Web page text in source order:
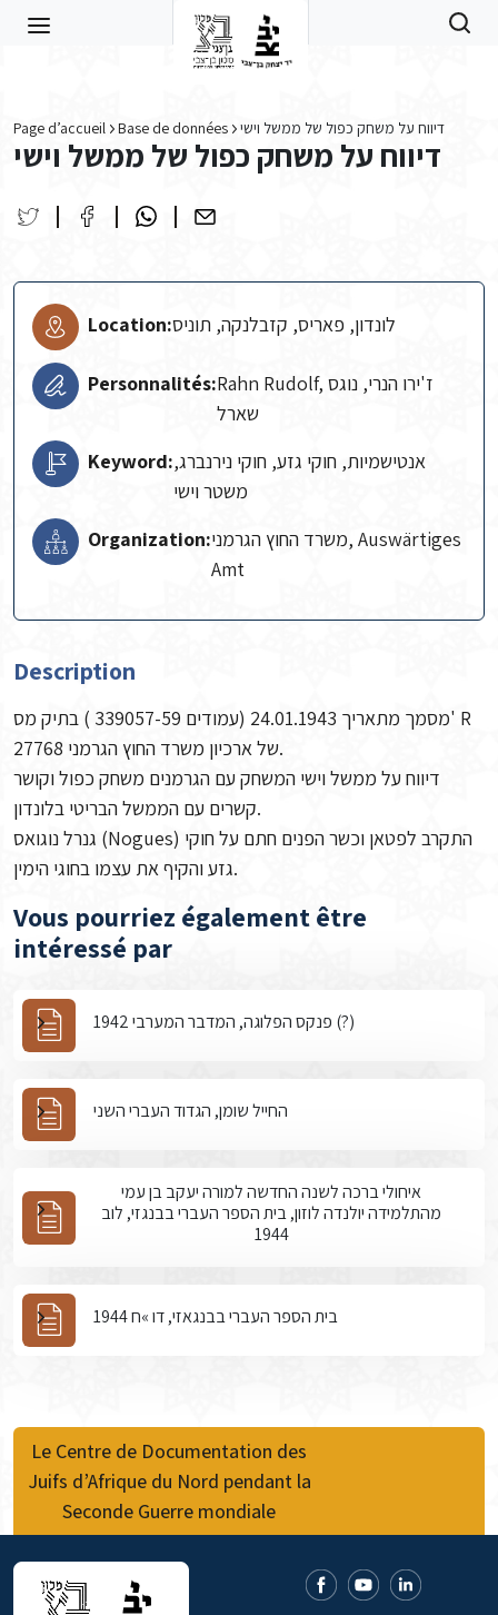
Page d’accueil Base de données דיווח על משחק כפול של ממשל וישי
דיווח על משחק כפול של ממשל וישי
Location:לונדון, פאריס, קזבלנקה, תוניס
Personnalités:Rahn Rudolf, ז'ירו הנרי, נוגס
שארל
Keyword:אנטישמיות, חוקי גזע, חוקי נירנברג,
משטר וישי
Organization:משרד החוץ הגרמני, Auswärtiges
Amt
Description
מסמך מתאריך 24.01.1943 (עמודים 339057-59 ) בתיק מס' R
27768 של ארכיון משרד החוץ הגרמני.
דיווח על ממשל וישי המשחק עם הגרמנים משחק כפול וקושר
קשרים עם הממשל הבריטי בלונדון.
גנרל נוגואס (Nogues) התקרב לפטאן וכשר הפנים חתם על חוקי
גזע והקיף את עצמו בחוגי הימין.
Vous pourriez également être
intéressé par
פנקס הפלוגה, המדבר המערבי 1942 (?)
החייל שומן, הגדוד העברי השני
איחולי ברכה לשנה החדשה למורה יעקב בן עמי
מהתלמידה יולנדה לוזון, בית הספר העברי בבנגזי, לוב
1944
בית הספר העברי בבנגאזי, דו »ח 1944
Le Centre de Documentation des
Juifs d’Afrique du Nord pendant la
Seconde Guerre mondiale